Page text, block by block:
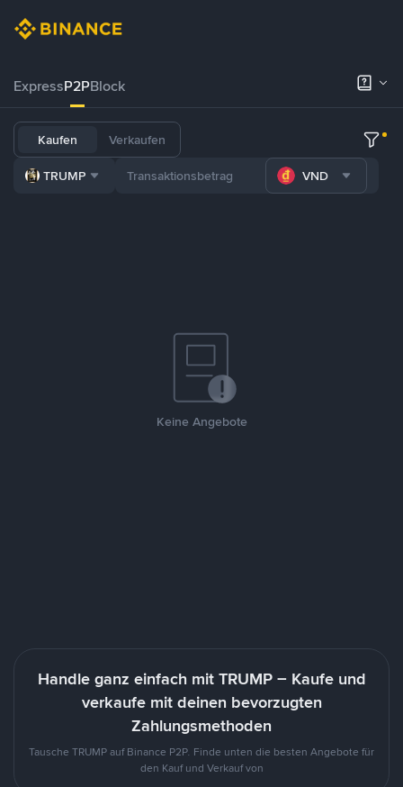
ExpressP2PBlock
Kaufen Verkaufen
TRUMP VND
Keine Angebote
Handle ganz einfach mit TRUMP – Kaufe und
verkaufe mit deinen bevorzugten
Zahlungsmethoden
Tausche TRUMP auf Binance P2P. Finde unten die besten Angebote für
den Kauf und Verkauf von